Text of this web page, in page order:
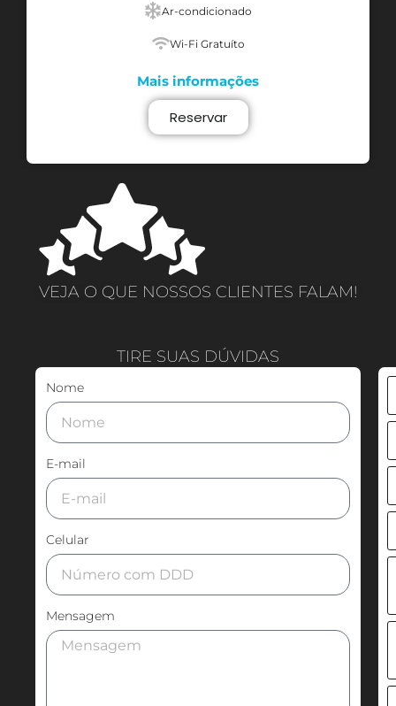
Ar-condicionado
Wi-Fi Gratuíto
Mais informações
Reservar
VEJA O QUE NOSSOS CLIENTES FALAM!
TIRE SUAS DÚVIDAS
Nome
E-mail
Celular
Mensagem